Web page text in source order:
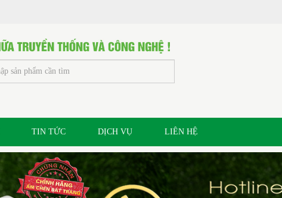
TIN TỨC DỊCH VỤ LIÊN HỆ